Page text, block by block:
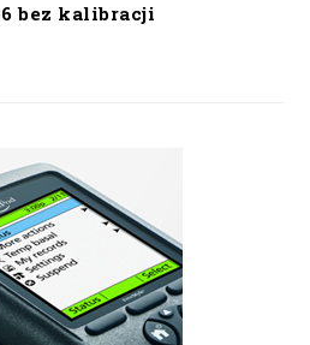
bez kalibracji